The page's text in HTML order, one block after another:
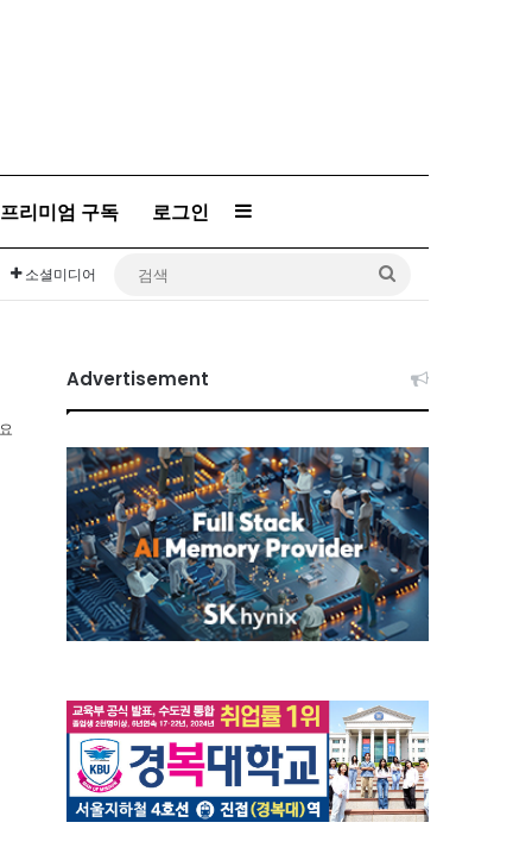
프리미엄 구독 로그인 Sidebar
소셜미디어
Advertisement